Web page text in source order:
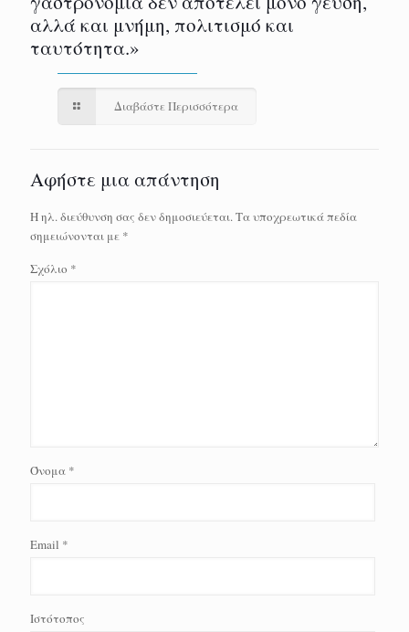
αλλά και μνήμη, πολιτισμό και
ταυτότητα.»
Διαβάστε Περισσότερα
Αφήστε μια απάντηση
Η ηλ. διεύθυνση σας δεν δημοσιεύεται.Τα υποχρεωτικά πεδία
σημειώνονται με *
Σχόλιο *
Όνομα *
Email *
Ιστότοπος